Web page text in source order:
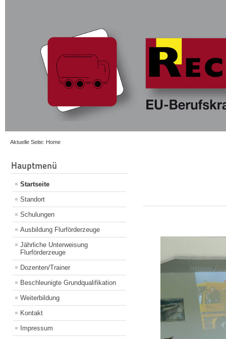
Aktuelle Seite: Home
Hauptmenü
Startseite
Standort
Schulungen
Ausbildung Flurförderzeuge
Jährliche Unterweisung
Flurförderzeuge
Dozenten/Trainer
Beschleunigte Grundqualifikation
Weiterbildung
Kontakt
Impressum